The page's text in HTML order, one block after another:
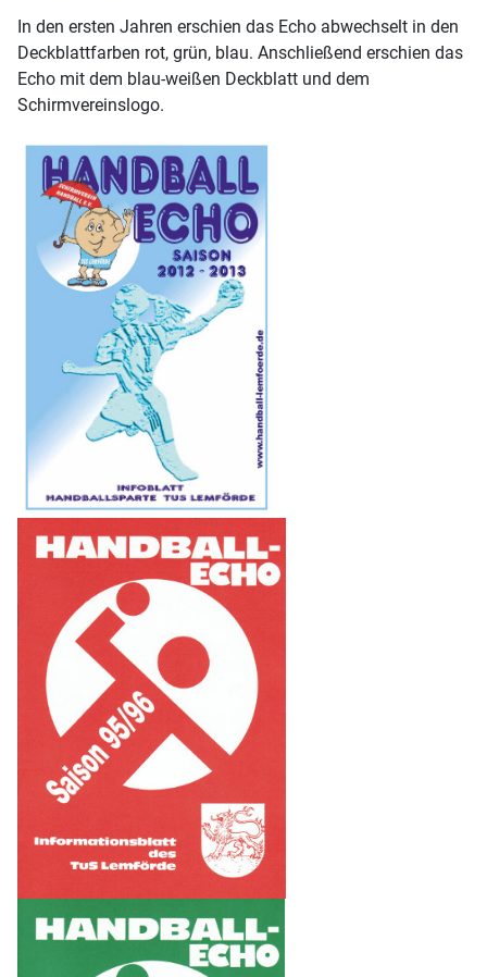
In den ersten Jahren erschien das Echo abwechselt in den
Deckblattfarben rot, grün, blau. Anschließend erschien das
Echo mit dem blau-weißen Deckblatt und dem
Schirmvereinslogo.